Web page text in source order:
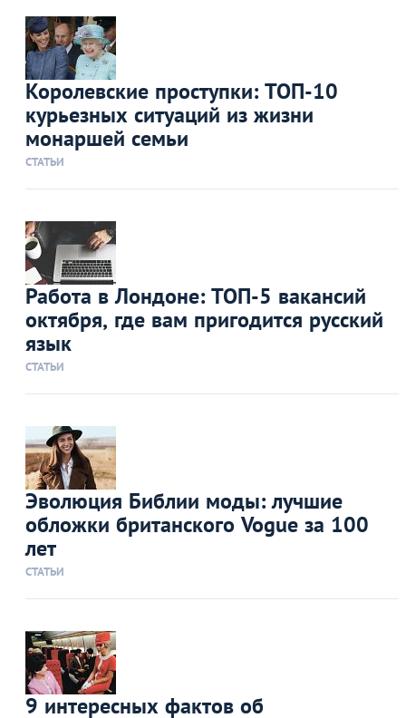
Королевские проступки: ТОП-10
курьезных ситуаций из жизни
монаршей семьи
СТАТЬИ
Работа в Лондоне: ТОП-5 вакансий
октября, где вам пригодится русский
язык
СТАТЬИ
Эволюция Библии моды: лучшие
обложки британского Vogue за 100
лет
СТАТЬИ
9 интересных фактов об